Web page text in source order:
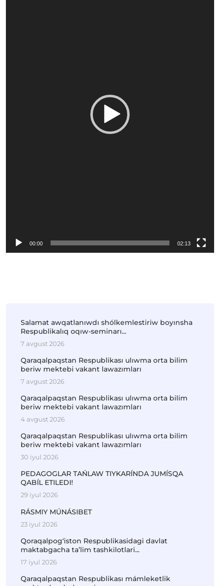
00:00 02:13
Salamat awqatlanıwdı shólkemlestiriw boyınsha
Respublikalıq oqıw-seminarı...
7 avgust 2026
Qaraqalpaqstan Respublikası ulıwma orta bilim
beriw mektebi vakant lawazımları
7 avgust 2026
Qaraqalpaqstan Respublikası ulıwma orta bilim
beriw mektebi vakant lawazımları
4 avgust 2026
Qaraqalpaqstan Respublikası ulıwma orta bilim
beriw mektebi vakant lawazımları
30 iyul 2026
PEDAGOGLAR TAŃLAW TIYKARÍNDA JUMÍSQA
QABÍL ETILEDI!
29 iyul 2026
RÁSMIY MÚNÁSIBET
23 iyul 2026
Qoraqalpog‘iston Respublikasidagi davlat
maktabgacha ta’lim tashkilotlari...
17 iyul 2026
Qaraqalpaqstan Respublikası mámleketlik